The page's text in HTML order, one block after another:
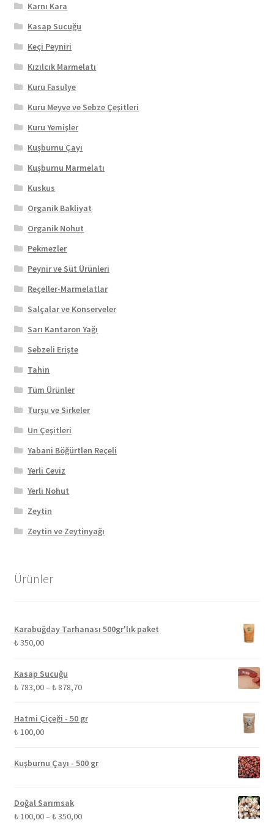
Karnı Kara
Kasap Sucuğu
Keçi Peyniri
Kızılcık Marmelatı
Kuru Fasulye
Kuru Meyve ve Sebze Çeşitleri
Kuru Yemişler
Kuşburnu Çayı
Kuşburnu Marmelatı
Kuskus
Organik Bakliyat
Organik Nohut
Pekmezler
Peynir ve Süt Ürünleri
Reçeller-Marmelatlar
Salçalar ve Konserveler
Sarı Kantaron Yağı
Sebzeli Erişte
Tahin
Tüm Ürünler
Turşu ve Sirkeler
Un Çeşitleri
Yabani Böğürtlen Reçeli
Yerli Ceviz
Yerli Nohut
Zeytin
Zeytin ve Zeytinyağı
Ürünler
Karabuğday Tarhanası 500gr'lık paket
₺350,00
Kasap Sucuğu
₺783,00– ₺878,70Fiyat
-
Hatmi Çiçeği - 50 gr
₺100,00
Kuşburnu Çayı - 500 gr
Doğal Sarımsak
₺100,00– ₺350,00Fiyat